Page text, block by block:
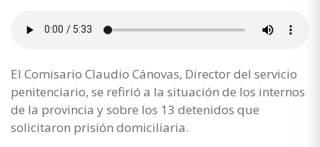
El Comisario Claudio Cánovas, Director del servicio
penitenciario, se refirió a la situación de los internos
de la provincia y sobre los 13 detenidos que
solicitaron prisión domiciliaria.